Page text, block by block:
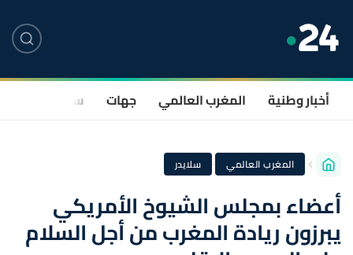
أخبار وطنية المغرب العالمي جهات سياسة
المغرب العالمي · سلايدر
أعضاء بمجلس الشيوخ الأمريكي
يبرزون ريادة المغرب من أجل السلام